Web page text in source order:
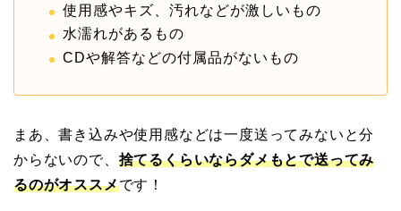
使用感やキズ、汚れなどが激しいもの
水濡れがあるもの
CDや解答などの付属品がないもの
まあ、書き込みや使用感などは一度送ってみないと分
からないので、 捨てるくらいならダメもとで送ってみ
るのがオススメです！